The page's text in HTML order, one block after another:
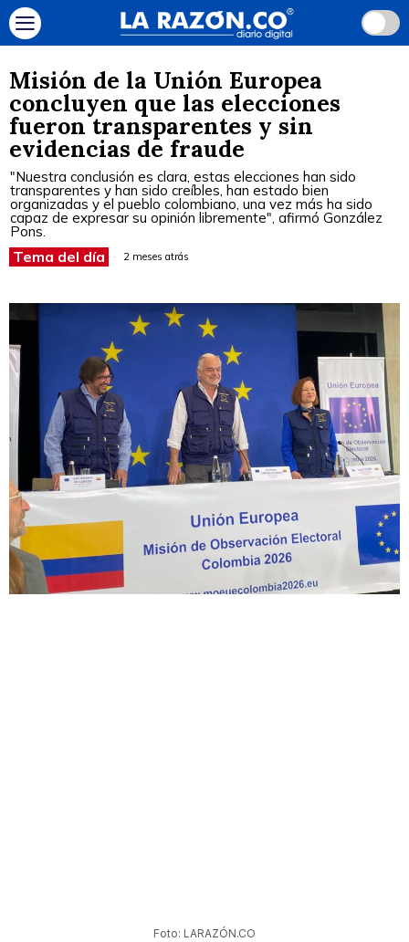
Misión de la Unión Europea
concluyen que las elecciones
fueron transparentes y sin
evidencias de fraude
"Nuestra conclusión es clara, estas elecciones han sido
transparentes y han sido creíbles, han estado bien
organizadas y el pueblo colombiano, una vez más ha sido
capaz de expresar su opinión libremente", afirmó González
Pons.
Tema del día 2 meses atrás
Foto: LARAZÓN.CO